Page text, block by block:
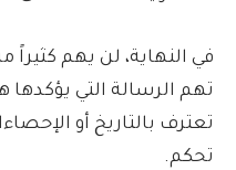
في النهاية، لن يهم
تهم الرسالة التي يؤكدها
تعترف بالتاريخ أو
تحكم.